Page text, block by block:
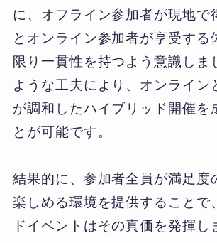
に、オフライン参加者が現地で
とオンライン参加者が享受する
限り一貫性を持つよう意識しま
ような工夫により、オンライン
が調和したハイブリッド開催を
とが可能です。
結果的に、参加者全員が満足度
楽しめる環境を提供することで
ドイベントはその真価を発揮し